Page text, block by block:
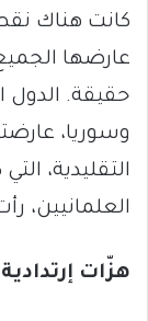
كانت هناك
عارضها
حقيقة. الدول
وسوريا،
التقليدية،
العلمانيين،
هزّات